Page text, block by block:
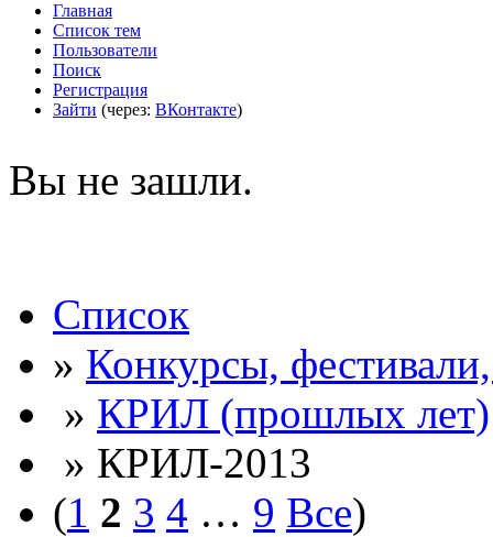
Главная
Список тем
Пользователи
Поиск
Регистрация
Зайти (через: ВКонтакте)
Вы не зашли.
Список
» Конкурсы,
» КРИЛ (прошлых лет)
» КРИЛ-2013
(1 2 3 4 … 9 Все)